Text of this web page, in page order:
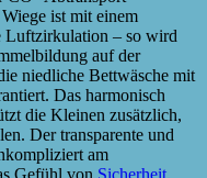
ist mit einem
Luftzirkulation – so wird
auf der
niedliche Bettwäsche mit
Das harmonisch
die Kleinen zusätzlich,
Der transparente und
am
Gefühl von Sicherheit,